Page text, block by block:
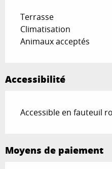
Terrasse
Climatisation
Animaux acceptés
Accessibilité
Accessible en fauteuil
Moyens de paiement